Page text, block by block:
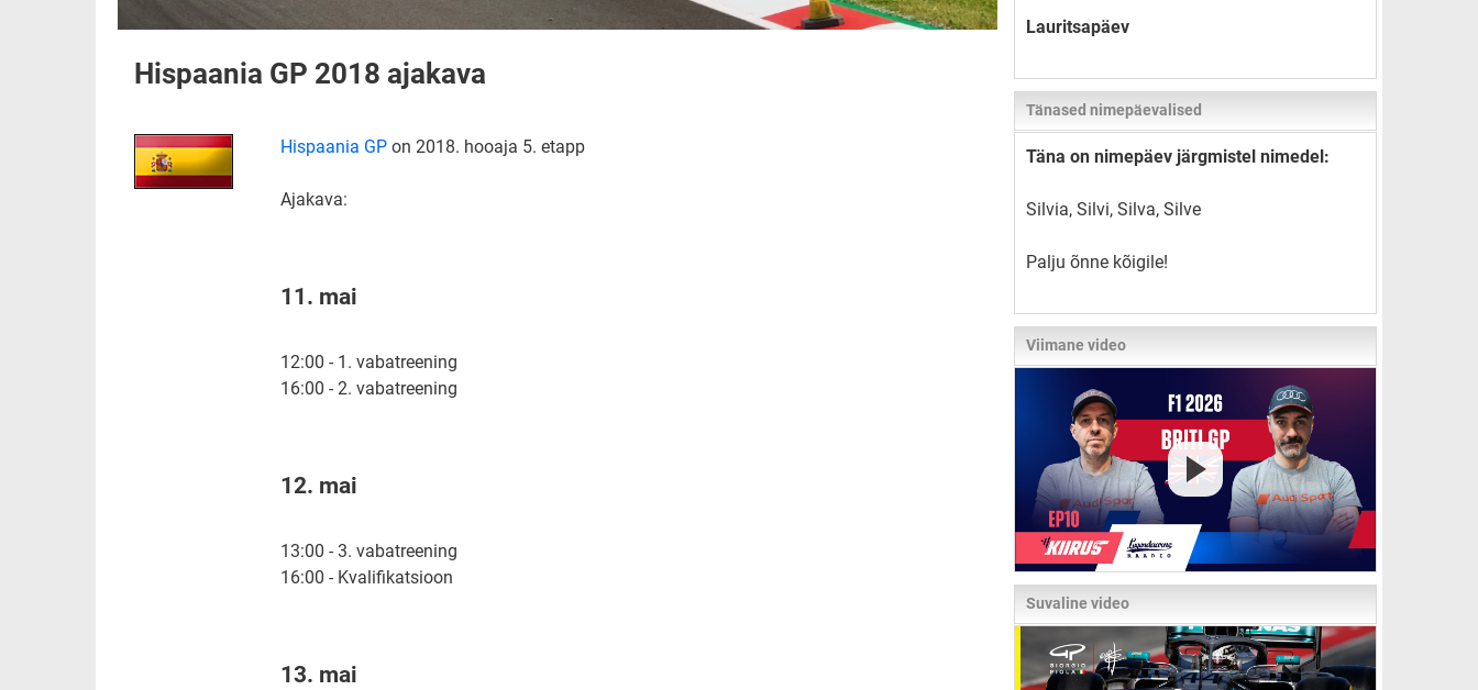
Hispaania GP 2018 ajakava
Hispaania GP on 2018. hooaja 5. etapp
Ajakava:
11. mai
12:00 - 1. vabatreening
16:00 - 2. vabatreening
12. mai
13:00 - 3. vabatreening
16:00 - Kvalifikatsioon
13. mai
Lauritsapäev
Tänased nimepäevalised
Täna on nimepäev järgmistel nimedel:
Silvia, Silvi, Silva, Silve
Palju õnne kõigile!
Viimane video
Suvaline video